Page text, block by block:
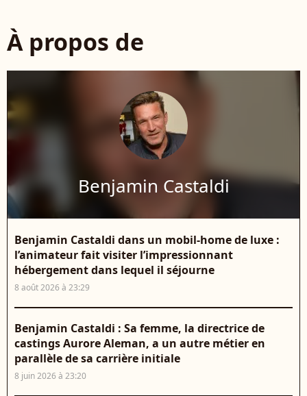
À propos de
Benjamin Castaldi
Benjamin Castaldi dans un mobil-home de luxe :
l’animateur fait visiter l’impressionnant
hébergement dans lequel il séjourne
8 août 2026 à 23:29
Benjamin Castaldi : Sa femme, la directrice de
castings Aurore Aleman, a un autre métier en
parallèle de sa carrière initiale
8 juin 2026 à 23:20